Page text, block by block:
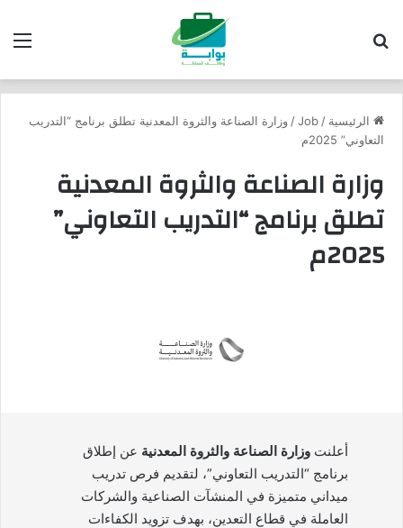
الرئيسية /
Job
/ وزارة الصناعة والثروة المعدنية تطلق برنامج “التدريب
التعاوني” 2025م
وزارة الصناعة والثروة المعدنية
تطلق برنامج “التدريب التعاوني”
2025م
أعلنت وزارة الصناعة والثروة المعدنية عن إطلاق
برنامج “التدريب التعاوني”، لتقديم فرص تدريب
ميداني متميزة في المنشآت الصناعية والشركات
العاملة في قطاع التعدين، بهدف تزويد الكفاءات